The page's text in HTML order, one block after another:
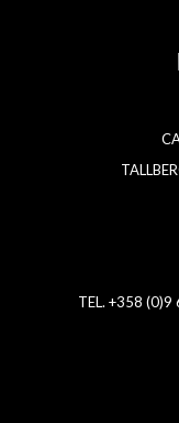
TEL. +358